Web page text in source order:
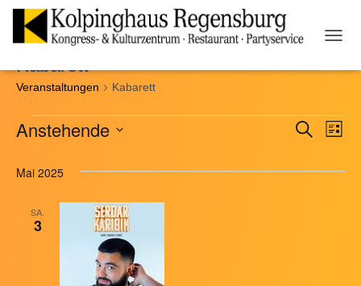
Kabarett
Veranstaltungen Kabarett
Veranstaltungen
Suche
SUCHE
LISTE
Anstehende
wählen.
Mai 2025
SA.
3